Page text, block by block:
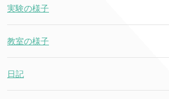
実験の様子
教室の様子
日記